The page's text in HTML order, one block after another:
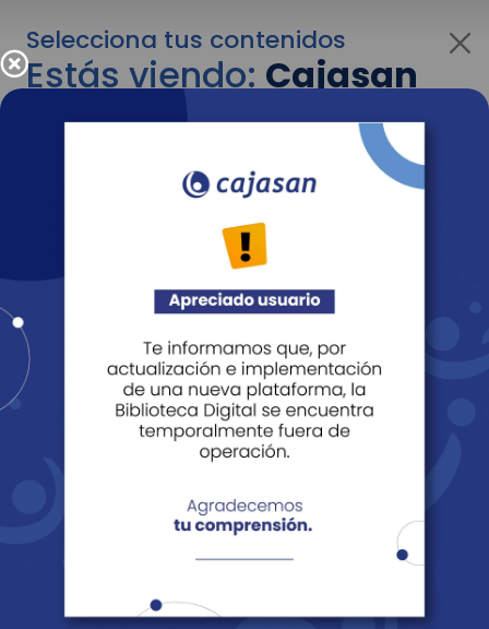
Selecciona tus contenidos
Estás viendo:Cajasan
para empresas
Para cambiar al contenido de tu interés más
adelante recuerda utilizar el menú
Entendido
Revista Fácil Vivir
Sedes Directorio Servicios En Línea